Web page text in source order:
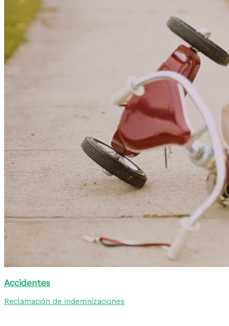
Accidentes
Reclamación de indemnizaciones